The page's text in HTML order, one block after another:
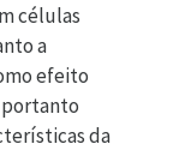
células
a
efeito
portanto
da